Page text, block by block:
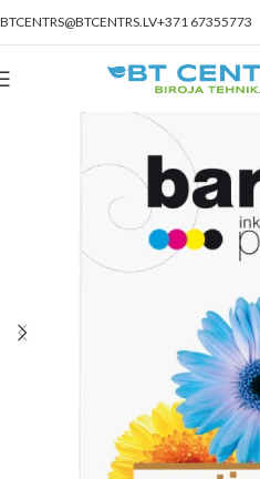
BTCENTRS@BTCENTRS.LV+371 67355773